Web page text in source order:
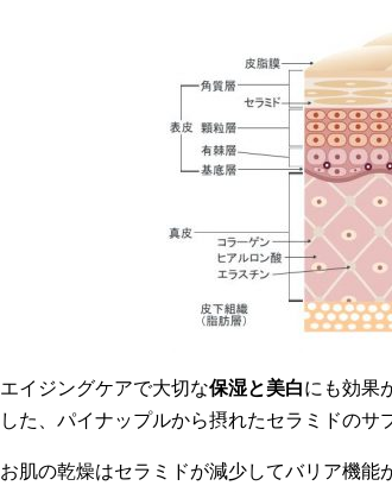
エイジングケアで大切な保湿と美白にも効果
した、パイナップルから摂れたセラミドのサ
お肌の乾燥はセラミドが減少してバリア機能